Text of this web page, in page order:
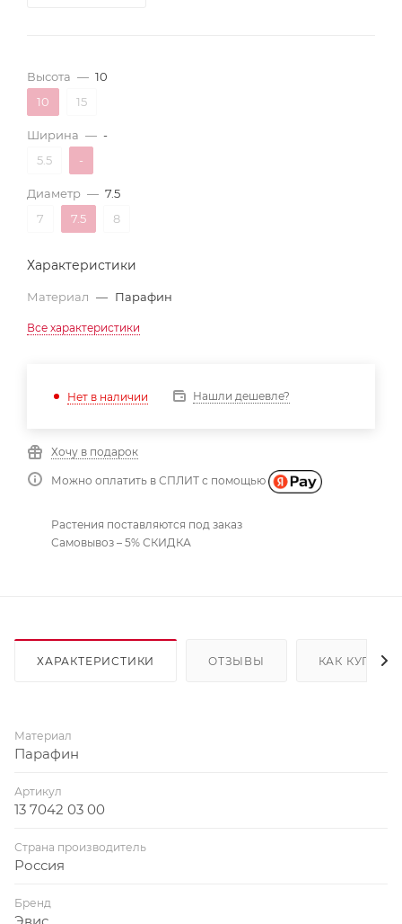
Высота — 10
10
15
Ширина — -
5.5
-
Диаметр — 7.5
7
7.5 8
Характеристики
Материал — Парафин
Все характеристики
Нет в наличии Нашли дешевле?
Хочу в подарок
Можно оплатить в СПЛИТ с помощью
Растения поставляются под заказ
Самовывоз – 5% СКИДКА
ХАРАКТЕРИСТИКИ ОТЗЫВЫ КАК КУПИТЬ
Материал
Парафин
Артикул
13 7042 03 00
Страна производитель
Россия
Бренд